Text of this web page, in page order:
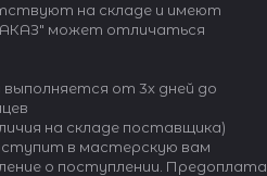
на складе и имеют
может отличаться
выполняется от 3х дней до
на складе поставщика)
в мастерскую вам
о поступлении. Предоплата